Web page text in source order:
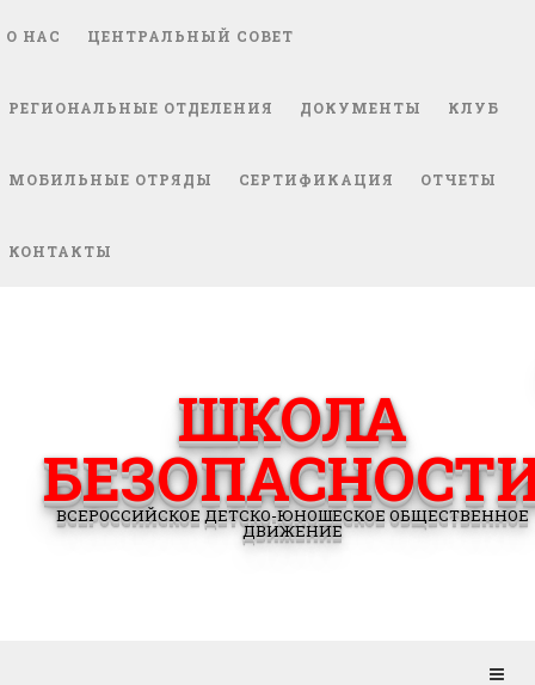
О НАС ЦЕНТРАЛЬНЫЙ СОВЕТ
РЕГИОНАЛЬНЫЕ ОТДЕЛЕНИЯ ДОКУМЕНТЫ КЛУБ
МОБИЛЬНЫЕ ОТРЯДЫ СЕРТИФИКАЦИЯ ОТЧЕТЫ
КОНТАКТЫ
ШКОЛА
ВСЕРОССИЙСКОЕ ДЕТСКО-ЮНОШЕСКОЕ ОБЩЕСТВЕННОЕ
ДВИЖЕНИЕ